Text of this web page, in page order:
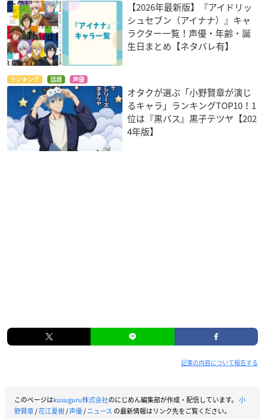
【2026年最新版】『アイドリッ
シュセブン（アイナナ）』キャ
ラクター一覧！声優・年齢・誕
生日まとめ【ネタバレ有】
ランキング 話題 声優
オタクが選ぶ「小野賢章が演じ
るキャラ」ランキングTOP10！1
位は『黒バス』黒子テツヤ【202
4年版】
記事の内容について報告する
このページはkusuguru株式会社のにじめん編集部が作成・配信しています。 小
野賢章/花江夏樹/声優/ニュース の最新情報はリンク先をご覧ください。